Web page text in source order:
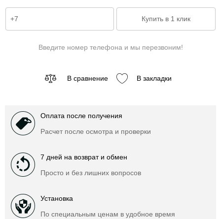
Введите номер телефона и мы перезвоним!
В сравнение В закладки
Оплата после получения
Расчет после осмотра и проверки
7 дней на возврат и обмен
Просто и без лишних вопросов
Установка
По специальным ценам в удобное время